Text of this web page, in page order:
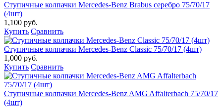
Ступичные колпачки Mercedes-Benz Brabus серебро 75/70/17
(4шт)
1,100 руб.
Купить Сравнить
Ступичные колпачки Mercedes-Benz Classic 75/70/17 (4шт)
1,000 руб.
Купить Сравнить
Ступичные колпачки Mercedes-Benz AMG Affalterbach 75/70/17
(4шт)